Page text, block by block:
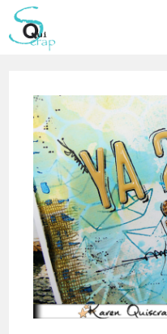
Skip
content